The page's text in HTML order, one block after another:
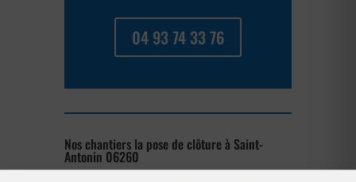
04 93 74 33 76
Nos chantiers la pose de clôture à Saint-
Antonin 06260